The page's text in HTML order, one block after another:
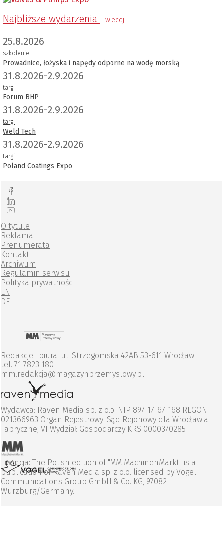
Najbliższe wydarzenia wiecej
25.8.2026
szkolenie
Prowadnice, łożyska i napędy odporne na wodę morską
31.8.2026-2.9.2026
targi
Forum BHP
31.8.2026-2.9.2026
targi
Weld Tech
31.8.2026-2.9.2026
targi
Poland Coatings Expo
O tytule
Reklama
Prenumerata
Kontakt
Archiwum
Regulamin serwisu
Polityka prywatności
EN
DE
Redakcje i biura: ul. Strzegomska 42AB 53-611 Wrocław
tel. 71 7823 180
mm.redakcja@magazynprzemyslowy.pl
Wydawca: Raven Media sp. z o.o. NIP 897-17-67-168 REGON
021366963 Organ Rejestrowy: Sąd Rejonowy dla Wrocławia
Fabrycznej VI Wydział Gospodarczy KRS 0000370285
Licencja: The Polish edition of "MM MachinenMarkt" is a
publication of Raven Media sp. z o.o. licensed by Vogel
Communications Group GmbH & Co. KG, 97082
Wurzburg/Germany.